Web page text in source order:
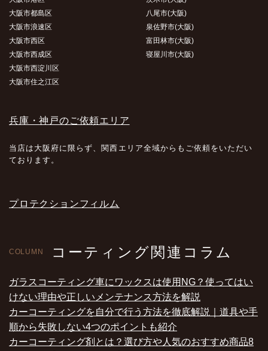
大阪市都島区
大阪市浪速区
大阪市西区
大阪市西成区
大阪市西淀川区
大阪市住之江区
八尾市(大阪)
泉佐野市(大阪)
富田林市(大阪)
寝屋川市(大阪)
兵庫・神戸のご依頼エリア
当店は大阪府に限らず、関西エリア全域からもご依頼をいただい
ております。
プロテクションフィルム
COLUMN コーティング関連コラム
ガラスコーティング車にワックスは使用NG？使ってはい
けない理由や正しいメンテナンス方法を解説
カーコーティングを自分で行う方法を徹底解説｜道具や手
順から失敗しない4つのポイントも紹介
カーコーティング剤とは？選び方や人気のおすすめ商品8